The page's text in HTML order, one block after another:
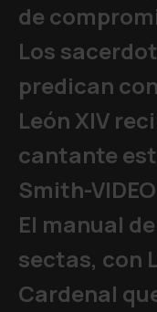
de
Los
predican
León XIV
cantante
Smith-VIDEO
El manual
sectas, con
Cardenal